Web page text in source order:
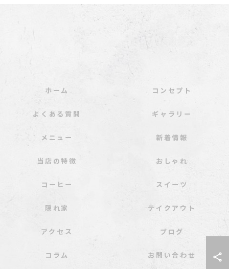
ホーム コンセプト
よくある質問 ギャラリー
メニュー 新着情報
当店の特徴 おしゃれ
コーヒー スイーツ
隠れ家 テイクアウト
アクセス ブログ
コラム お問い合わせ